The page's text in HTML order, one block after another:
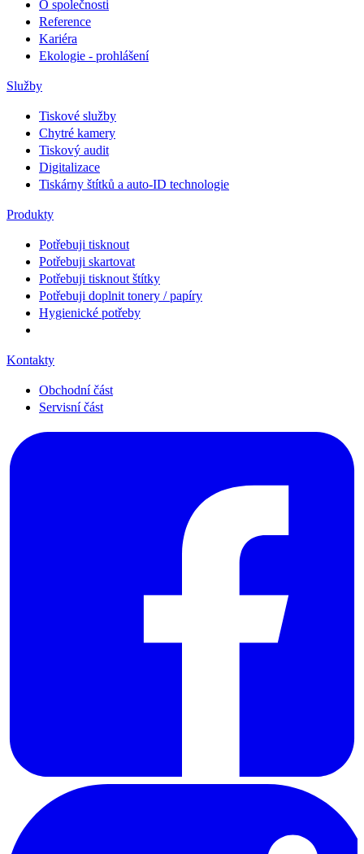
O společnosti
Reference
Kariéra
Ekologie - prohlášení
Služby
Tiskové služby
Chytré kamery
Tiskový audit
Digitalizace
Tiskárny štítků a auto-ID technologie
Produkty
Potřebuji tisknout
Potřebuji skartovat
Potřebuji tisknout štítky
Potřebuji doplnit tonery / papíry
Hygienické potřeby
Kontakty
Obchodní část
Servisní část